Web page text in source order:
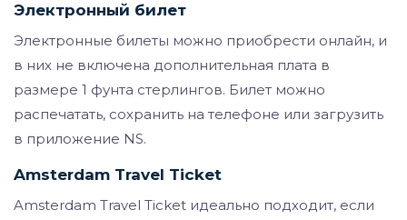
Электронный билет
Электронные билеты можно приобрести онлайн, и
в них не включена дополнительная плата в
размере 1 фунта стерлингов. Билет можно
распечатать, сохранить на телефоне или загрузить
в приложение NS.
Amsterdam Travel Ticket
Amsterdam Travel Ticket идеально подходит, если